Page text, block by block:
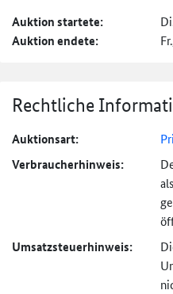
Auktion startete:
Auktion endete:
Rechtliche
Auktionsart:
Verbraucher­hinweis:
Umsatzsteuer­hinweis: